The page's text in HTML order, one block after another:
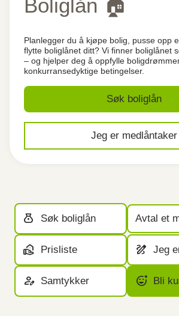
Boliglån 🏠
Planlegger du å kjøpe bolig, pusse opp
flytte boliglånet ditt? Vi finner boliglånet
– og hjelper deg å oppfylle
konkurransedyktige betingelser.
Jeg er medlåntaker
Søk boliglån
Søk boliglån
money_bag Avtal et
Prisliste
real_estate_agent Jeg
draw
Samtykker
person_edit Bli
add_reaction